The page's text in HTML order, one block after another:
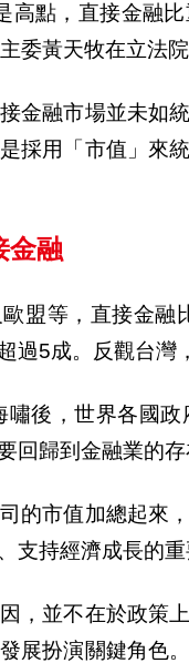
高點，直接金融
委黃天牧在立法
金融市場並未如
採用「市值 」來
金融
盟等，直接金
過5成。反觀台灣
後，世界各國
回歸到金融業的
的市值加總起來
支持經濟成長的
，並不在於政策
展扮演關鍵角色